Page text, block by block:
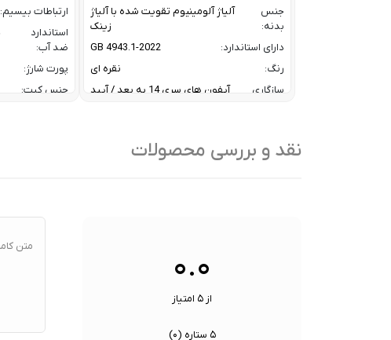
جنس
بدنه:
آلیاژ آلومینیوم تقویت شده با آلیاژ
زینک
دارای استاندارد:
GB 4943.1-2022
رنگ:
نقره ای
سازگاری
آیفون های سری 14 به بعد / آیپد
ظرفیت:
ارتباطات بیسیم:
استاندارد
ضد آب:
پورت شارژ:
جنس کیت:
سنسورها:
نقد و بررسی محصولات
۰.۰
از ۵ امتیاز
۵ ستاره ( ۰)
متن